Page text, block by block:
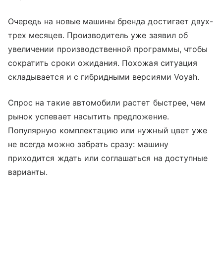
Очередь на новые машины бренда достигает двух-
трех месяцев. Производитель уже заявил об
увеличении производственной программы, чтобы
сократить сроки ожидания. Похожая ситуация
складывается и с гибридными версиями Voyah.
Спрос на такие автомобили растет быстрее, чем
рынок успевает насытить предложение.
Популярную комплектацию или нужный цвет уже
не всегда можно забрать сразу: машину
приходится ждать или соглашаться на доступные
варианты.